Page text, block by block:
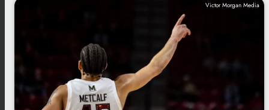
Victor Morgan Media